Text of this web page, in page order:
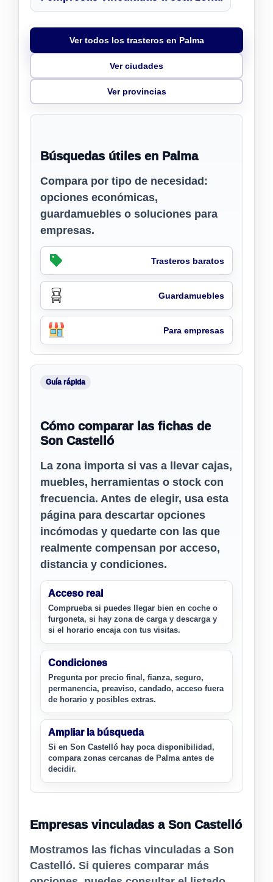
Ver todos los trasteros en Palma
Ver ciudades
Ver provincias
Búsquedas útiles en Palma
Compara por tipo de necesidad:
opciones económicas,
guardamuebles o soluciones para
empresas.
Trasteros baratos
Guardamuebles
Para empresas
Guía rápida
Cómo comparar las fichas de
Son Castelló
La zona importa si vas a llevar cajas,
muebles, herramientas o stock con
frecuencia. Antes de elegir, usa esta
página para descartar opciones
incómodas y quedarte con las que
realmente compensan por acceso,
distancia y condiciones.
Acceso real
Comprueba si puedes llegar bien en coche o
furgoneta, si hay zona de carga y descarga y
si el horario encaja con tus visitas.
Condiciones
Pregunta por precio final, fianza, seguro,
permanencia, preaviso, candado, acceso fuera
de horario y posibles extras.
Ampliar la búsqueda
Si en Son Castelló hay poca disponibilidad,
compara zonas cercanas de Palma antes de
decidir.
Empresas vinculadas a Son Castelló
Mostramos las fichas vinculadas a Son
Castelló. Si quieres comparar más